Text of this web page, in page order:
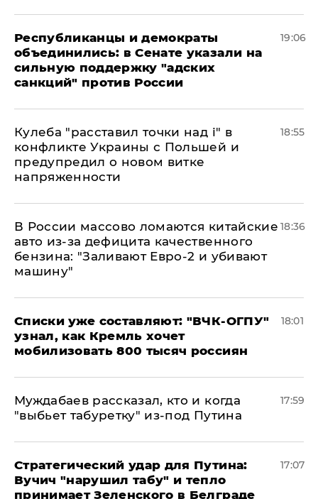
Республиканцы и демократы
объединились: в Сенате указали на
сильную поддержку "адских
санкций" против России
19:06
Кулеба "расставил точки над і" в
конфликте Украины с Польшей и
предупредил о новом витке
напряженности
18:55
В России массово ломаются китайские
авто из-за дефицита качественного
бензина: "Заливают Евро-2 и убивают
машину"
18:36
Списки уже составляют: "ВЧК-ОГПУ"
узнал, как Кремль хочет
мобилизовать 800 тысяч россиян
18:01
Муждабаев рассказал, кто и когда
"выбьет табуретку" из-под Путина
17:59
Стратегический удар для Путина:
Вучич "нарушил табу" и тепло
принимает Зеленского в Белграде
17:07